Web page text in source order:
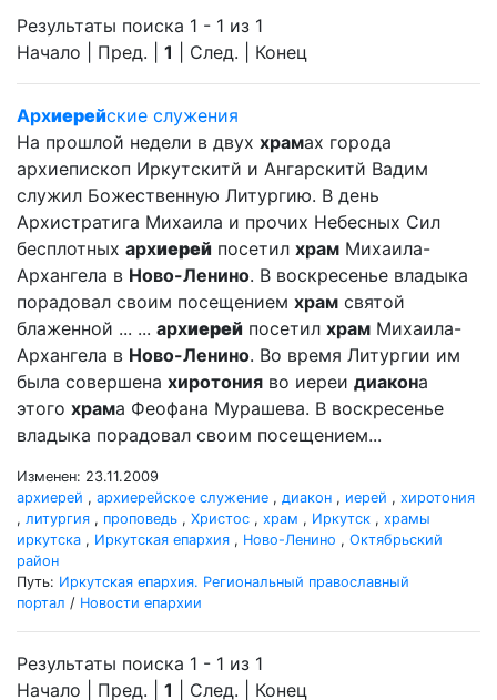
Результаты поиска 1 - 1 из 1
Начало | Пред. | 1 | След. | Конец
Архиерейские служения
На прошлой недели в двух храмах города
архиепископ Иркутскитй и Ангарскитй Вадим
служил Божественную Литургию. В день
Архистратига Михаила и прочих Небесных Сил
бесплотных архиерей посетил храм Михаила-
Архангела в Ново-Ленино. В воскресенье владыка
порадовал своим посещением храм святой
блаженной ... ... архиерей посетил храм Михаила-
Архангела в Ново-Ленино. Во время Литургии им
была совершена хиротония во иереи диакона
этого храма Феофана Мурашева. В воскресенье
владыка порадовал своим посещением...
Изменен: 23.11.2009
архиерей , архиерейское служение , диакон , иерей , хиротония
, литургия , проповедь , Христос , храм , Иркутск , храмы
иркутска , Иркутская епархия , Ново-Ленино , Октябрьский
район
Путь: Иркутская епархия. Региональный православный
портал / Новости епархии
Результаты поиска 1 - 1 из 1
Начало | Пред. | 1 | След. | Конец